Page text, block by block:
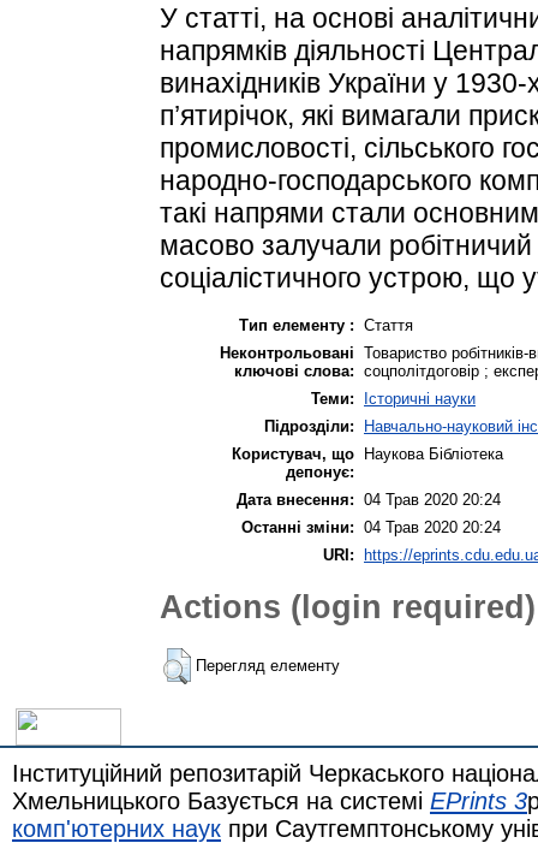
У статті, на основі
напрямків діяльності
винахідників України у
п’ятирічок, які вимагали
промисловості, сільського
народно-господарського
такі напрями стали
масово залучали робітничий
соціалістичного устрою, що
Тип елементу : Стаття
Неконтрольовані
ключові слова:
Товариство
соцполітдоговір ;
Теми:
Історичні науки
Підрозділи:
Навчально-науковий
Користувач, що
депонує:
Наукова Бібліотека
Дата внесення: 04 Трав 2020 20:24
Останні зміни: 04 Трав 2020 20:24
URI: https://
Actions (login required)
Перегляд елементу
Інституційний репозитарій Черкаського
Хмельницького Базується на системі EPrints 3
комп'ютерних наук при Саутгемптонському